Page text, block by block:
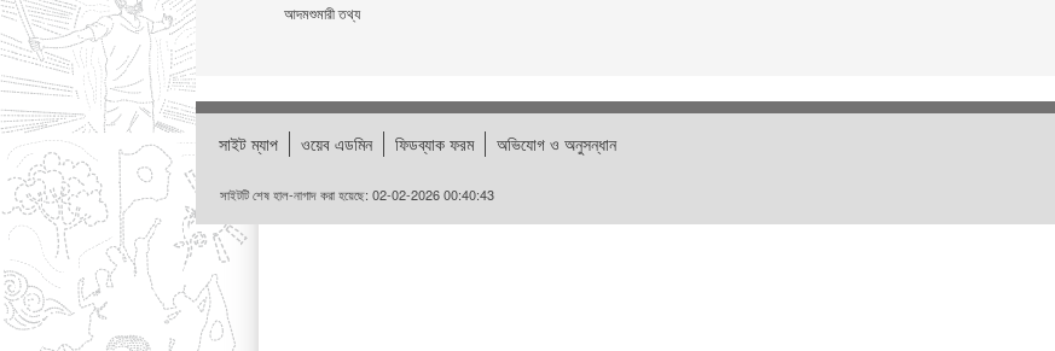
আদমশুমারী তথ্য
সাইট ম্যাপ ওয়েব এডমিন ফিডব্যাক ফরম অভিযোগ ও অনুসন্ধান
সাইটটি শেষ হাল-নাগাদ করা হয়েছে: 02-02-2026 00:40:43